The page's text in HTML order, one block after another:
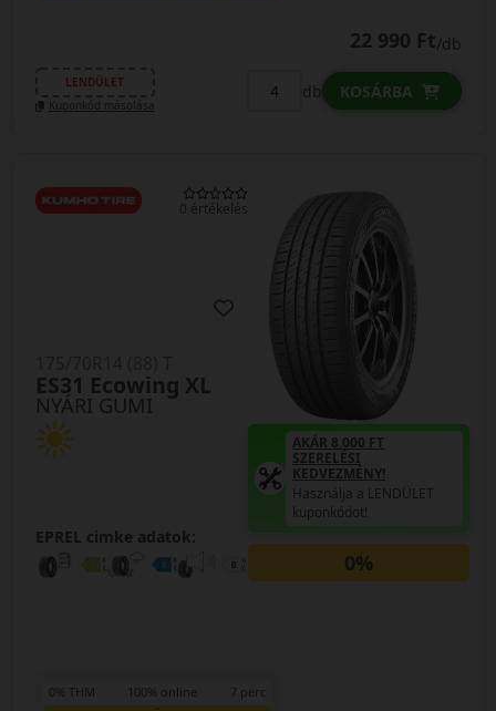
22 990 Ft/db
LENDÜLET
Kuponkód másolása
db KOSÁRBA
0 értékelés
NYÁRI GUMI
ES31 Ecowing XL
EPREL cimke adatok:
AKÁR 8.000 FT
SZERELÉSI
KEDVEZMÉNY!
Használja a LENDÜLET
kuponkódot!
0%
0% THM 100% online 7 perc